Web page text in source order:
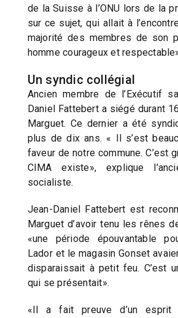
de la Suisse à l’ONU lors de la
sur ce sujet, qui allait à
majorité des membres de son
homme courageux et
Un syndic collégial
Ancien membre de l’Exécutif
Daniel Fattebert a siégé durant
Marguet. Ce dernier a été
plus de dix ans. « Il s’est
faveur de notre commune. C’est
CIMA existe», explique
socialiste.
Jean-Daniel Fattebert est
Marguet d’avoir tenu les rênes
«une période épouvantable
Lador et le magasin Gonset
disparaissait à petit feu. C’est
qui se présentait».
«Il a fait preuve d’un esprit